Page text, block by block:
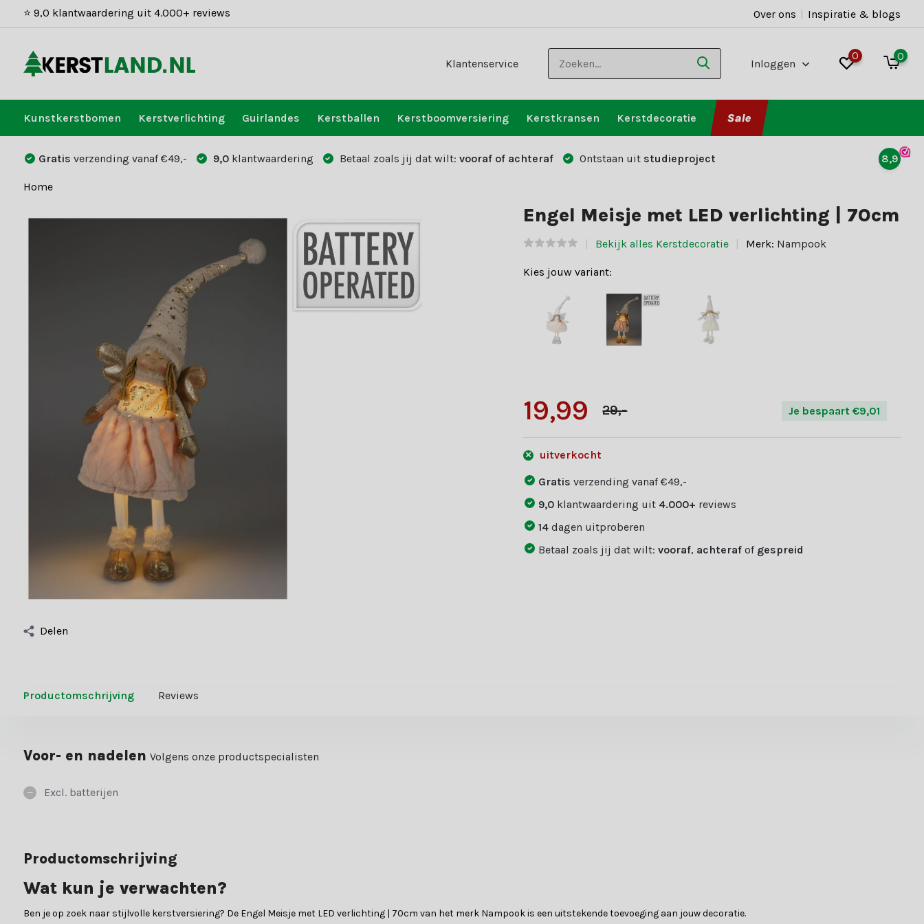
⭐ 9,0 klantwaardering uit 4.000+ reviews Over ons | Inspiratie & blogs
Klantenservice Inloggen
0 0
Kunstkerstbomen Kerstverlichting Guirlandes Kerstballen Kerstboomversiering Kerstkransen Kerstdecoratie Sale
Gratis verzending vanaf €49,- 9,0 klantwaardering Betaal zoals jij dat wilt: vooraf of achteraf Ontstaan uit studieproject 8,9
Home
Delen
Engel Meisje met LED verlichting | 70cm
Bekijk alles Kerstdecoratie Merk: Nampook
Kies jouw variant:
19,99 29,- Je bespaart €9,01
uitverkocht
Gratisverzending vanaf €49,-
9,0 klantwaardering uit 4.000+ reviews
14dagen uitproberen
Betaal zoals jij dat wilt:vooraf, achteraf of gespreid
Productomschrijving Reviews
Voor- en nadelen Volgens onze productspecialisten
Excl. batterijen
Productomschrijving
Wat kun je verwachten?
Ben je op zoek naar stijlvolle kerstversiering? De Engel Meisje met LED verlichting | 70cm van het merk Nampook is een uitstekende toevoeging aan jouw decoratie.